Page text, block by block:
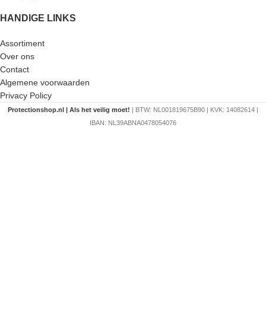
HANDIGE LINKS
Assortiment
Over ons
Contact
Algemene voorwaarden
Privacy Policy
Protectionshop.nl | Als het veilig moet! | BTW: NL001819675B90 | KVK: 14082614 |
IBAN: NL39ABNA0478054076